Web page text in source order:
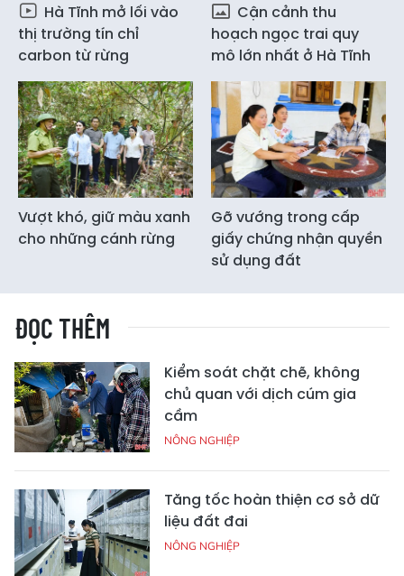
Hà Tĩnh mở lối vào
thị trường tín chỉ
carbon từ rừng
Cận cảnh thu
hoạch ngọc trai quy
mô lớn nhất ở Hà Tĩnh
Vượt khó, giữ màu xanh
cho những cánh rừng
Gỡ vướng trong cấp
giấy chứng nhận quyền
sử dụng đất
ĐỌC THÊM
Kiểm soát chặt chẽ, không
chủ quan với dịch cúm gia
cầm
NÔNG NGHIỆP
Tăng tốc hoàn thiện cơ sở dữ
liệu đất đai
NÔNG NGHIỆP